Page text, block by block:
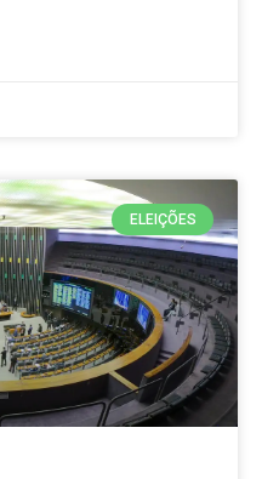
ELEIÇÕES